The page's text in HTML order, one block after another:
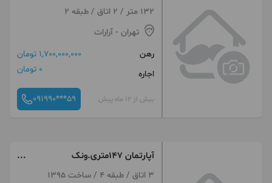
132 متر / 2 اتاق / طبقه 2
تهران - آرارات
رهن
1,700,000,000 تومان
اجاره
0 تومان
بیش از 12 ماه پیش 091990***59
آپارتمان ۱۴۷متری.ونک
شیرازشمالی
3 اتاق / طبقه 4 / ساخت 1395